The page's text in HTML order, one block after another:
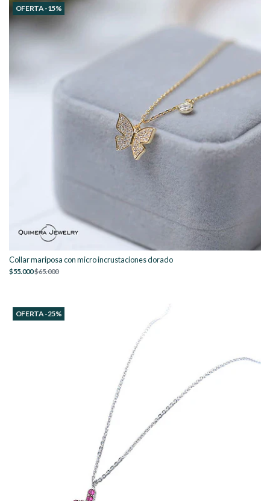
OFERTA -15%
Collar mariposa con micro incrustaciones dorado
$55.000$65.000
OFERTA -25%